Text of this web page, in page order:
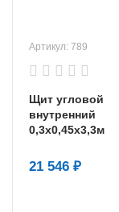
Артикул: 789
Щит угловой
внутренний
0,3х0,45х3,3м
21 546 ₽